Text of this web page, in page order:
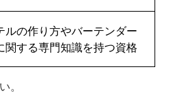
ルの作り方やバーテンダー
関する専門知識を持つ資格
。